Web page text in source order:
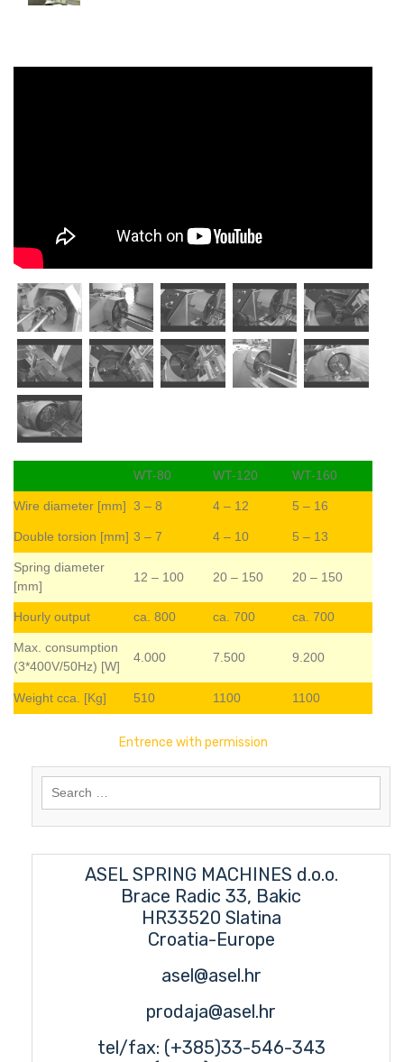
WT-80 WT-120 WT-160
Wire diameter [mm] 3 – 8 4 – 12 5 – 16
Double torsion [mm] 3 – 7 4 – 10 5 – 13
Spring diameter
[mm]
12 – 100 20 – 150 20 – 150
Hourly output ca. 800 ca. 700 ca. 700
Max. consumption
(3*400V/50Hz) [W]
4.000 7.500 9.200
Weight cca. [Kg] 510 1100 1100
Entrence with permission
Search
ASEL SPRING MACHINES d.o.o.
Brace Radic 33, Bakic
HR33520 Slatina
Croatia-Europe
asel@asel.hr
prodaja@asel.hr
tel/fax: (+385)33-546-343